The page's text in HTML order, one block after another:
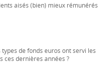
aisés (bien) mieux rémunérés
de fonds euros ont servi les
ces dernières années ?